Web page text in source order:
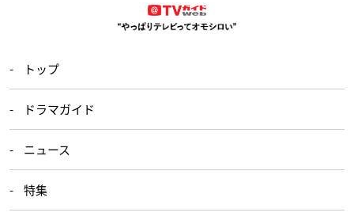
トップ
ドラマガイド
ニュース
特集